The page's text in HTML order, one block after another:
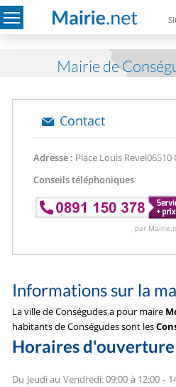
Mairie de
Contact
Adresse : Place Louis Revel06510
Conseils téléphoniques
par
Informations sur la
La ville de Conségudes a pour maire
habitants de Conségudes sont les
Horaires
Du Jeudi au Vendredi: 09:00 à 12:00 -